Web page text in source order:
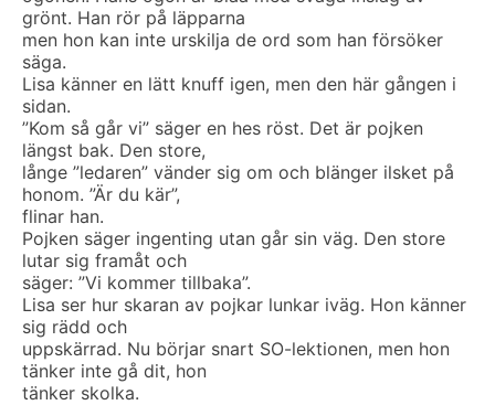
grönt. Han rör på läpparna
men hon kan inte urskilja de ord som han försöker
säga.
Lisa känner en lätt knuff igen, men den här gången i
sidan.
”Kom så går vi” säger en hes röst. Det är pojken
längst bak. Den store,
långe ”ledaren” vänder sig om och blänger ilsket på
honom. ”Är du kär”,
flinar han.
Pojken säger ingenting utan går sin väg. Den store
lutar sig framåt och
säger: ”Vi kommer tillbaka”.
Lisa ser hur skaran av pojkar lunkar iväg. Hon känner
sig rädd och
uppskärrad. Nu börjar snart SO-lektionen, men hon
tänker inte gå dit, hon
tänker skolka.